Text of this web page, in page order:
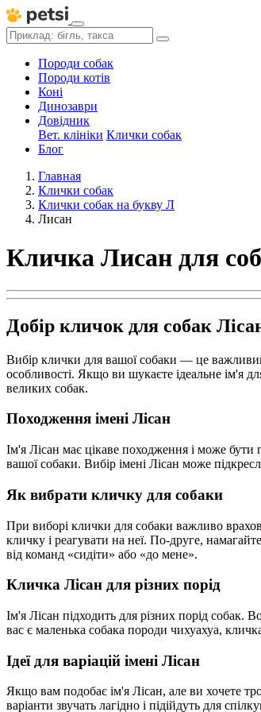
Породи собак
Породи котів
Коні
Динозаври
Довідник
Вет. клініки Клички собак
Блог
Главная
Клички собак
Клички собак на букву Л
Лисан
Кличка Лисан для
Добір кличок для собак
Вибір клички для вашої собаки — це
особливості. Якщо ви шукаєте ідеальне ім'я
великих собак.
Походження імені Лісан
Ім'я Лісан має цікаве походження і може
вашої собаки. Вибір імені Лісан може
Як вибрати кличку для собаки
При виборі клички для собаки важливо
кличку і реагувати на неї. По-друге,
від команд «сидіти» або «до мене».
Кличка Лісан для різних порід
Ім'я Лісан підходить для різних порід собак.
вас є маленька собака породи чихуахуа,
Ідеї для варіацій імені Лісан
Якщо вам подобає ім'я Лісан, але ви хочете
варіанти звучать лагідно і підійдуть для